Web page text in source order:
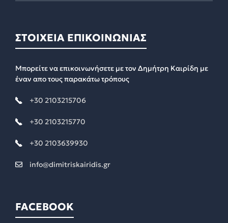
ΣΤΟΙΧΕΙΑ ΕΠΙΚΟΙΝΩΝΙΑΣ
Μπορείτε να επικοινωνήσετε με τον Δημήτρη Καιρίδη με
έναν απο τους παρακάτω τρόπους
+30 2103215706
+30 2103215770
+30 2103639930
info@dimitriskairidis.gr
FACEBOOK